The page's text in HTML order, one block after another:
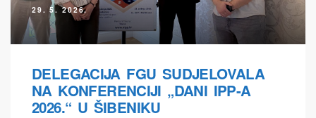
29. 5. 2026.
DELEGACIJA FGU SUDJELOVALA
NA KONFERENCIJI „DANI IPP-A
2026.“ U ŠIBENIKU